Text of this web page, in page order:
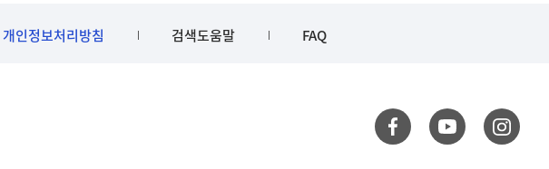
개인정보처리방침 검색도움말 FAQ